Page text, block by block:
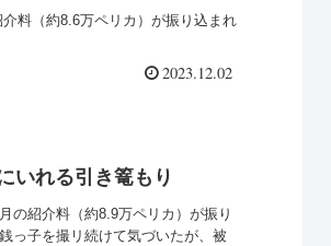
料（約8.6万ペリカ）が振り込まれ
2023.12.02
いれる引き篭もり
の紹介料（約8.9万ペリカ）が振り
っ子を撮リ続けて気づいたが、被